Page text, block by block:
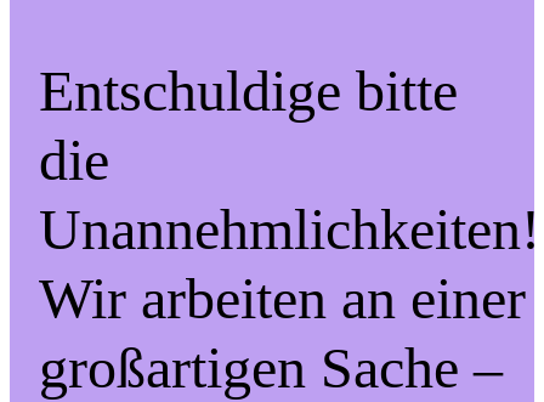
Entschuldige bitte
die
Unannehmlichkeiten!
Wir arbeiten an einer
großartigen Sache –